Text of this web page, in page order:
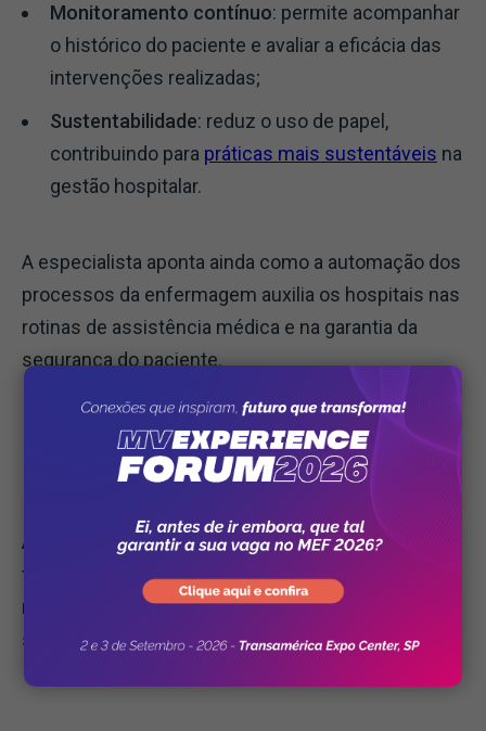
Monitoramento contínuo: permite acompanhar
o histórico do paciente e avaliar a eficácia das
intervenções realizadas;
Sustentabilidade: reduz o uso de papel,
contribuindo para práticas mais sustentáveis na
gestão hospitalar.
A especialista aponta ainda como a automação dos
processos da enfermagem auxilia os hospitais nas
rotinas de assistência médica e na garantia da
segurança do paciente.
Principais benefícios da SAE
A SAE não é apenas uma exigência legal, mas
também uma estratégia fundamental para a
melhoria contínua nos serviços de saúde. Entre
seus principais benefícios, destacam-se: